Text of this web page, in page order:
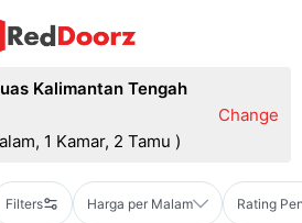
Kalimantan Tengah
1 Kamar, 2 Tamu )
Change
Filters Harga per Malam Rating